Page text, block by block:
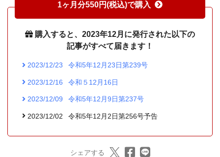
1ヶ月分550円(税込)で購入
購入すると、2023年12月に発行された以下の
記事がすべて届きます！
2023/12/23 令和5年12月23日第239号
2023/12/16 令和５12月16日
2023/12/09 令和5年12月9日第237号
2023/12/02 令和5年12月2日第256号予告
シェアする